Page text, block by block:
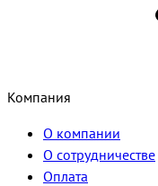
Компания
О компании
О сотрудничестве
Оплата